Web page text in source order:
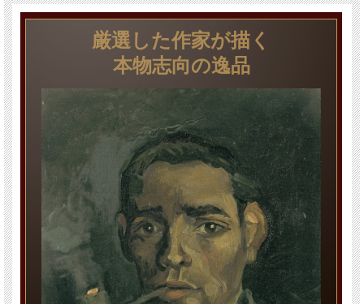
厳選した作家が描く
本物志向の逸品